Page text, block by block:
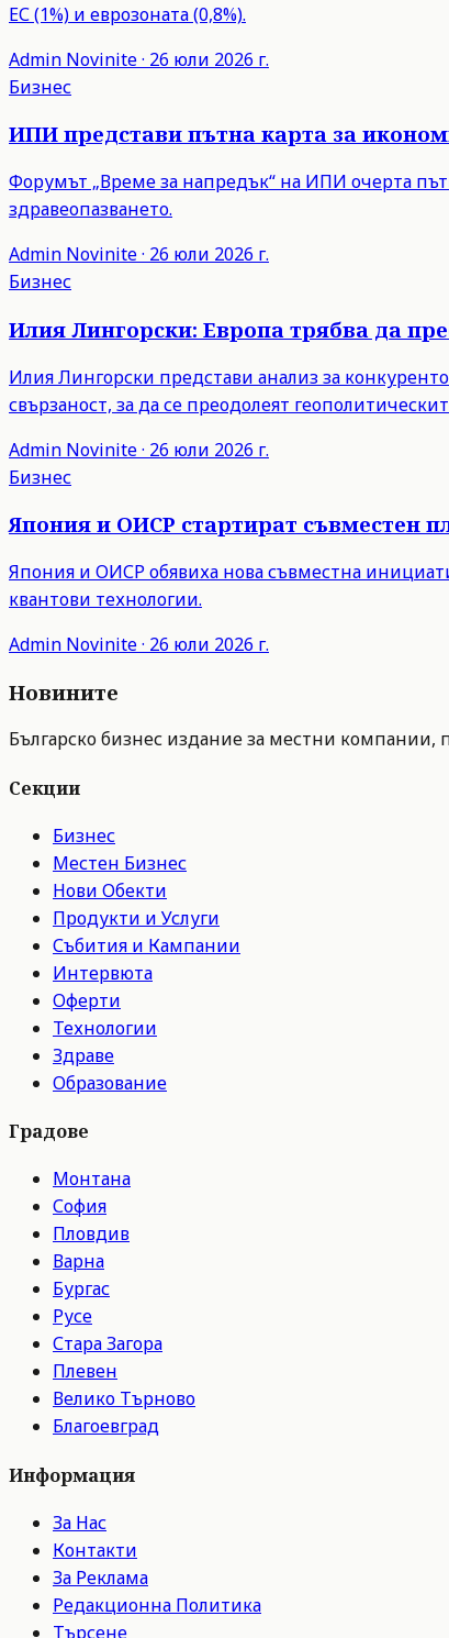
ЕС (1%) и еврозоната (0,8%).
Admin Novinite· 26 юли 2026 г.
Бизнес
ИПИ представи пътна карта за
Форумът „Време за напредък“ на ИПИ очерта
здравеопазването.
Admin Novinite· 26 юли 2026 г.
Бизнес
Илия Лингорски: Европа трябва да
Илия Лингорски представи анализ за
свързаност, за да се преодолеят
Admin Novinite· 26 юли 2026 г.
Бизнес
Япония и ОИСР стартират съвместен
Япония и ОИСР обявиха нова съвместна
квантови технологии.
Admin Novinite· 26 юли 2026 г.
Новините
Българско бизнес издание за местни компании,
Секции
Бизнес
Местен Бизнес
Нови Обекти
Продукти и Услуги
Събития и Кампании
Интервюта
Оферти
Технологии
Здраве
Образование
Градове
Монтана
София
Пловдив
Варна
Бургас
Русе
Стара Загора
Плевен
Велико Търново
Благоевград
Информация
За Нас
Контакти
За Реклама
Редакционна Политика
Търсене